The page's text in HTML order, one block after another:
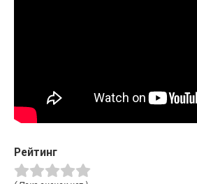
Рейтинг